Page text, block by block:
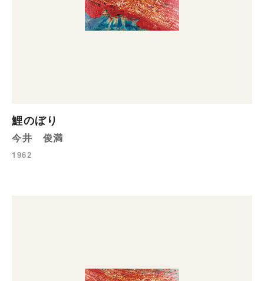
鯉のぼり
今井 俊満
1962